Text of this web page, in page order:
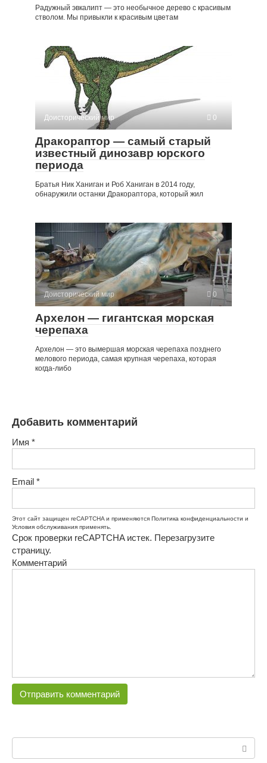
Радужный эвкалипт — это необычное дерево с красивым
стволом. Мы привыкли к красивым цветам
Доисторический мир 0
Дракораптор — самый старый
известный динозавр юрского
периода
Братья Ник Ханиган и Роб Ханиган в 2014 году,
обнаружили останки Дракораптора, который жил
Доисторический мир 0
Архелон — гигантская морская
черепаха
Архелон — это вымершая морская черепаха позднего
мелового периода, самая крупная черепаха, которая
когда-либо
Добавить комментарий
Имя *
Email *
Этот сайт защищен reCAPTCHA и применяются Политика конфиденциальности и
Условия обслуживания применять.
Срок проверки reCAPTCHA истек. Перезагрузите
страницу.
Комментарий